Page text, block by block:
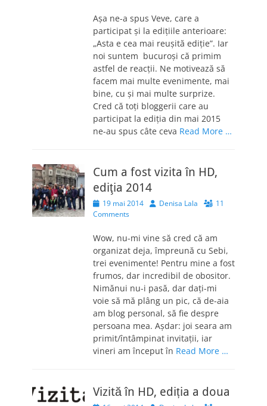
Așa ne-a spus Veve, care a
participat și la edițiile anterioare:
„Asta e cea mai reușită ediție”. Iar
noi suntem bucuroși că primim
astfel de reacții. Ne motivează să
facem mai multe evenimente, mai
bine, cu și mai multe surprize.
Cred că toți bloggerii care au
participat la ediția din mai 2015
ne-au spus câte ceva Read More …
Cum a fost vizita în HD,
ediţia 2014
Posted
on
19 mai 2014 AuthorDenisa Lala
11
Comments
Wow, nu-mi vine să cred că am
organizat deja, împreună cu Sebi,
trei evenimente! Pentru mine a fost
frumos, dar incredibil de obositor.
Nimănui nu-i pasă, dar daţi-mi
voie să mă plâng un pic, că de-aia
am blog personal, să fie despre
persoana mea. Aşdar: joi seara am
primit/întâmpinat invitaţii, iar
vineri am început în Read More …
Vizită în HD, ediția a doua